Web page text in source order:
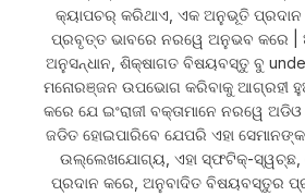
କ୍ୟାପଚର୍ କରିଥାଏ, ଏକ ଅନୁଭୂତି ପ୍ରଦାନ
ପ୍ରବୃତ୍ତ ଭାବରେ ନରୱେ ଅନୁଭବ କରେ |
ଅନୁସନ୍ଧାନ, ଶିକ୍ଷାଗତ ବିଷୟବସ୍ତୁ ବୁ
ମନୋରଞ୍ଜନ ଉପଭୋଗ କରିବାକୁ ଆଗ୍ରହୀ
କରେ ଯେ ଇଂରାଜୀ ବକ୍ତାମାନେ ନରୱେ
ଜଡିତ ହୋଇପାରିବେ ଯେପରି ଏହା ସେମାନଙ୍କ
ଉଲ୍ଲେଖଯୋଗ୍ୟ, ଏହା ସ୍ଫଟିକ୍-ସ୍ୱଚ୍ଛ,
ପ୍ରଦାନ କରେ, ଅନୁବାଦିତ ବିଷୟବସ୍ତୁର